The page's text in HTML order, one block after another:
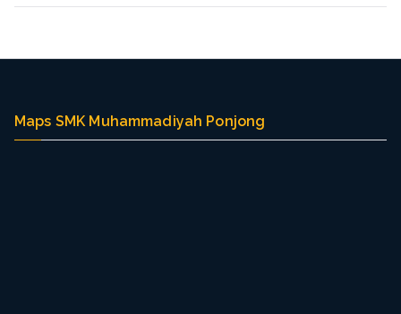
navigation
Maps SMK Muhammadiyah Ponjong